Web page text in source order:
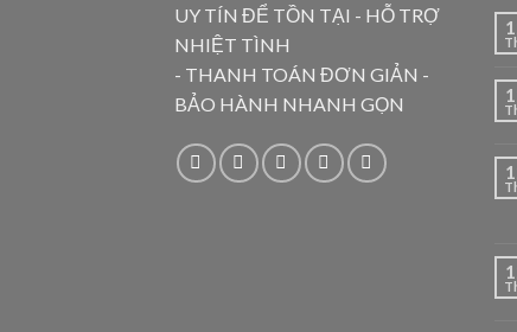
UY TÍN ĐỂ TỒN TẠI - HỖ TRỢ
NHIỆT TÌNH
- THANH TOÁN ĐƠN GIẢN -
BẢO HÀNH NHANH GỌN